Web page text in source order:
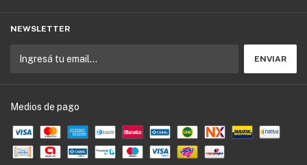
NEWSLETTER
Medios de pago